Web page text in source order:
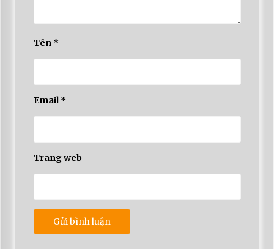
Tên *
Email*
Trang web